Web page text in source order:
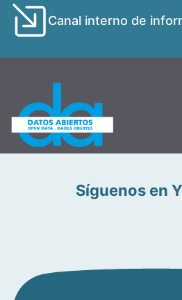
Canal interno de
Síguenos en